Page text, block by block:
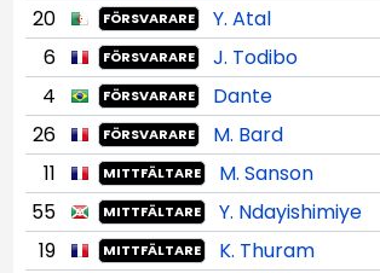
20
FÖRSVARARE Y. Atal
6 FÖRSVARARE J. Todibo
4 FÖRSVARARE
Dante
26
FÖRSVARARE
M. Bard
11
MITTFÄLTARE M. Sanson
55 MITTFÄLTARE
Y. Ndayishimiye
19
MITTFÄLTARE
K. Thuram